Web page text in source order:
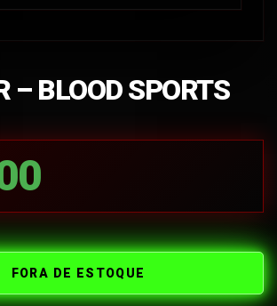
– BLOOD SPORTS
FORA DE ESTOQUE